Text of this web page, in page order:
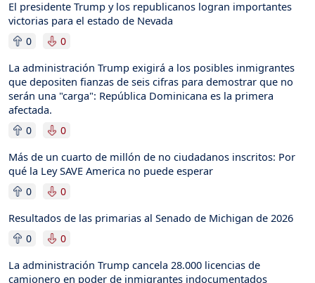
El presidente Trump y los republicanos logran importantes
victorias para el estado de Nevada
0 0
La administración Trump exigirá a los posibles inmigrantes
que depositen fianzas de seis cifras para demostrar que no
serán una "carga": República Dominicana es la primera
afectada.
0 0
Más de un cuarto de millón de no ciudadanos inscritos: Por
qué la Ley SAVE America no puede esperar
0 0
Resultados de las primarias al Senado de Michigan de 2026
0 0
La administración Trump cancela 28.000 licencias de
camionero en poder de inmigrantes indocumentados